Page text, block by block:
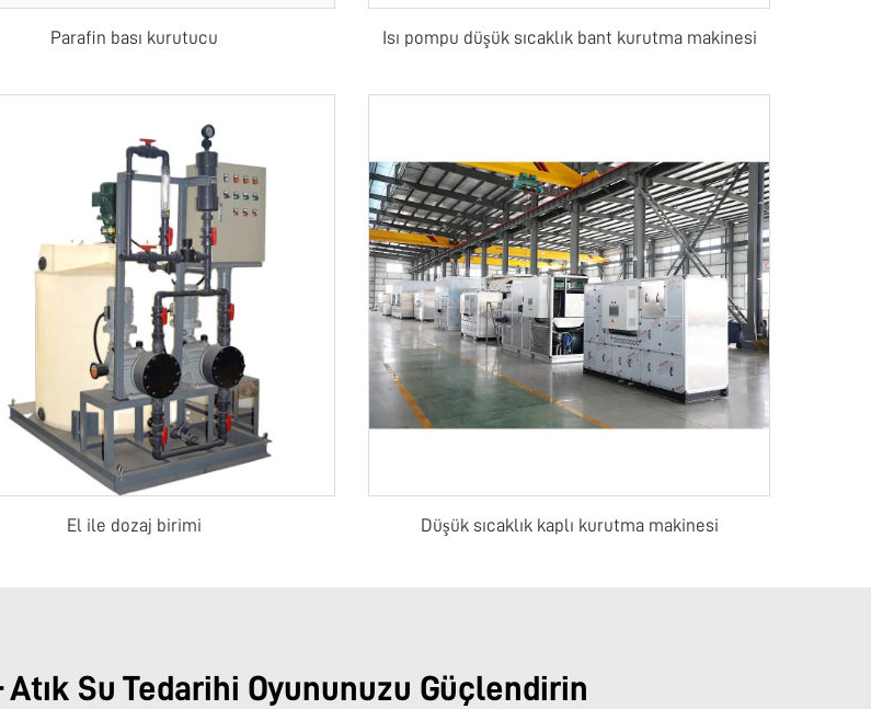
Parafin bası kurutucu Isı pompu düşük sıcaklık bant kurutma makinesi
El ile dozaj birimi Düşük sıcaklık kaplı kurutma makinesi
Atık Su Tedarihi Oyununuzu Güçlendirin